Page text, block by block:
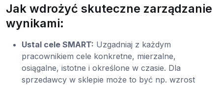
Jak wdrożyć skuteczne zarządzanie
wynikami:
Ustal cele SMART: Uzgadniaj z każdym
pracownikiem cele konkretne, mierzalne,
osiągalne, istotne i określone w czasie. Dla
sprzedawcy w sklepie może to być np. wzrost